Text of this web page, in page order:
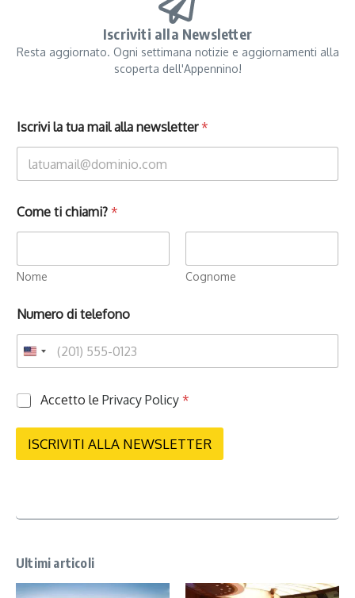
Iscriviti alla Newsletter
Resta aggiornato. Ogni settimana notizie e aggiornamenti alla
scoperta dell'Appennino!
Iscrivi la tua mail alla newsletter*
Come ti chiami? *
Nome Cognome
Numero di telefono
P
i
a
Accetto le Privacy Policy *
ISCRIVITI ALLA NEWSLETTER
Ultimi articoli